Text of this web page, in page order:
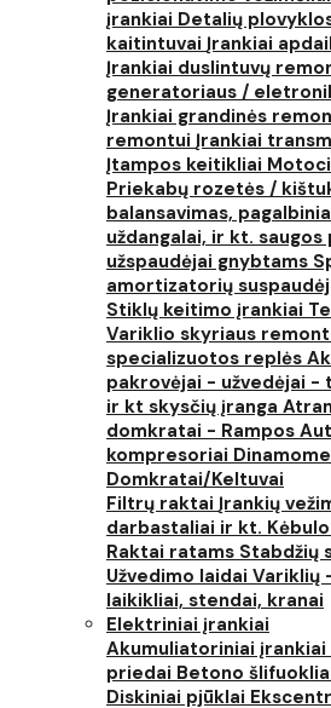
įrankiai Detalių
kaitintuvai Įrankiai
Įrankiai duslintuvų
generatoriaus /
Įrankiai grandinės
remontui Įrankiai
Įtampos keitikliai
Priekabų rozetės /
balansavimas,
uždangalai, ir kt. saugos
užspaudėjai gnybtams
amortizatorių
Stiklų keitimo įrankiai
Variklio skyriaus
specializuotos replės
pakrovėjai - užvedėjai -
ir kt skysčių įranga
domkratai - Rampos
kompresoriai
Domkratai/Keltuvai
Filtrų raktai Įrankių
darbastaliai ir kt.
Raktai ratams Stabdžių
Užvedimo laidai Variklių
laikikliai, stendai, kranai
Elektriniai įrankiai
Akumuliatoriniai įrankiai
priedai Betono
Diskiniai pjūklai